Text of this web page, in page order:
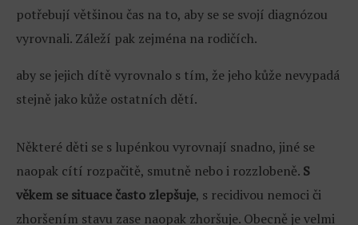
potřebují většinou čas na to, aby se se svojí diagnózou
vyrovnali. Záleží pak zejména na rodičích.
aby se jejich dítě vyrovnalo s tím, že jeho kůže nevypadá
stejně jako kůže ostatních dětí.
Některé děti se s lupénkou vyrovnají snadno, jiné se
naopak cítí rozpačitě, smutně nebo i rozzlobeně. S
věkem se situace často zlepšuje, s recidivou nemoci či
zhoršením stavu zase naopak zhoršuje. Obecně je velmi